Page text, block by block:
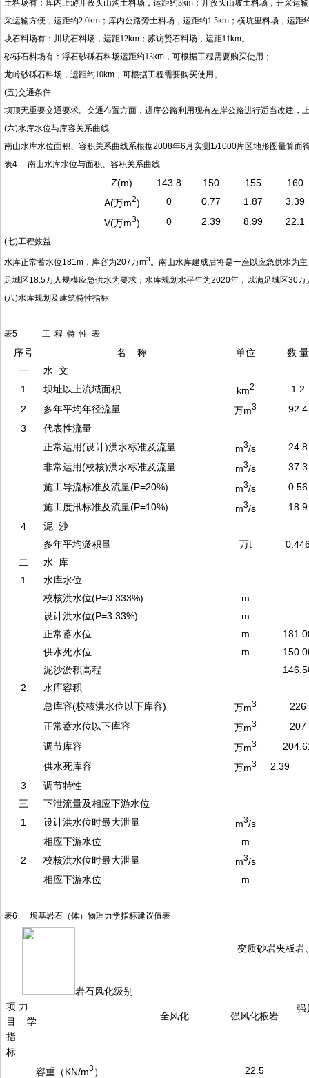
土料场有：库内上游井孜头山沟土料场，运距约3km；井孜头山坡土料场，开采运
采运输方便，运距约2.0km；库内公路旁土料场，运距约1.5km；横坑里料场，运距
块石料场有：川坑石料场，运距12km；苏访贤石料场，运距11km。
砂砾石料场有：浮石砂砾石料场运距约13km，可根据工程需要购买使用；
龙岭砂砾石料场，运距约10km，可根据工程需要购买使用。
(五)交通条件
坝顶无重要交通要求。交通布置方面，进库公路利用现有左岸公路进行适当改建，
(六)水库水位与库容关系曲线
南山水库水位面积、容积关系曲线系根据2008年6月实测1/1000库区地形图量算而
表4 南山水库水位与面积、容积关系曲线
Z(m) 143.8 150 155
160
A(万m2) 0 0.77 1.87
3.39
V(万m3) 0 2.39 8.99 22.1
(七)工程效益
水库正常蓄水位181m，库容为207万m3。南山水库建成后将是一座以应急供水为
足城区18.5万人规模应急供水为要求；水库规划水平年为2020年，以满足城区30
(八)水库规划及建筑特性指标
表5 工 程 特 性 表
序号 名 称 单位
数 量
一
水 文
1
坝址以上流域面积 km2
1.2
2
多年平均年径流量 万m3
92.4
3
代表性流量
正常运用(设计)洪水标准及流量
m3/s
24.8
非常运用(校核)洪水标准及流量
m3/s
37.3
施工导流标准及流量(P=20%)
m3/s
0.56
施工度汛标准及流量(P=10%)
m3/s
18.9
4
泥 沙
多年平均淤积量
万t
二
水 库
1
水库水位
校核洪水位(P=0.333%)
m
设计洪水位(P=3.33%)
m
正常蓄水位
m
供水死水位
m
泥沙淤积高程
2
水库容积
总库容(校核洪水位以下库容)
万m3
226
正常蓄水位以下库容
万m3
207
调节库容
万m3
供水死库容
万m3
2.39
3
调节特性
三
下泄流量及相应下游水位
1
设计洪水位时最大泄量 m3/s
相应下游水位
m
2
校核洪水位时最大泄量 m3/s
相应下游水位
m
表6 坝基岩石（体）物理力学指标建议值表
岩石风化级别
项 力
目 学
指
标
变质砂岩夹板岩
全风化 强风化板岩
强
容重（KN/m3）
22.5